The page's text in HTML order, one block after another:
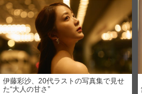
伊藤彩沙、20代ラストの写真集で見せ
た“大人の甘さ”